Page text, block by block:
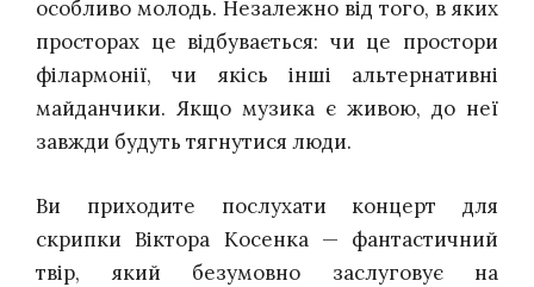
особливо молодь. Незалежно від того, в яких
просторах це відбувається: чи це простори
філармонії, чи якісь інші альтернативні
майданчики. Якщо музика є живою, до неї
завжди будуть тягнутися люди.
Ви приходите послухати концерт для
скрипки Віктора Косенка — фантастичний
твір, який безумовно заслуговує на